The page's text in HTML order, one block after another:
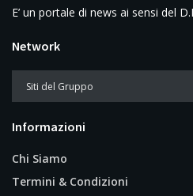
E’ un portale di news ai sensi del
Network
Informazioni
Chi Siamo
Termini & Condizioni